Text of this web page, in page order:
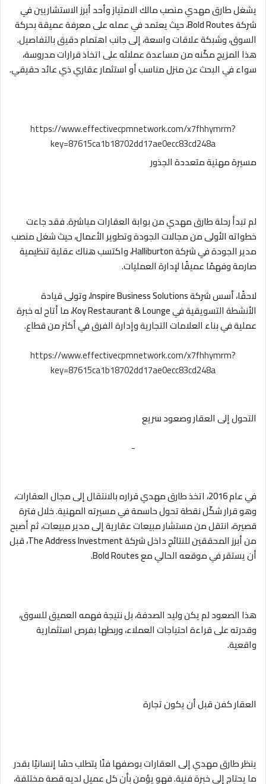
يشغل طارق مهدي منصب مالك الامتياز وأحد أبرز الاستشاريين في
شركة Bold Routes، حيث يعتمد في عمله على معرفة عميقة بحركة
السوق، وشبكة علاقات واسعة، إلى جانب اهتمام دقيق بالتفاصيل.
هذا المزيج مكّنه من مساعدة عملائه على اتخاذ قرارات مدروسة،
سواء في البحث عن منزل مناسب أو استثمار عقاري ذي عائد حقيقي.
https://www.effectivecpmnetwork.com/x7fhhymrm?
key=87615ca1b18702dd17ae0ecc83cd248a
مسيرة مهنية متعددة الجذور
لم تبدأ رحلة طارق مهدي من بوابة العقارات مباشرة. فقد جاءت
خطواته الأولى من مجالات الجودة وتطوير الأعمال، حيث شغل منصب
مدير الجودة في شركة Halliburton، واكتسب هناك عقلية تنظيمية
صارمة وفهمًا عميقًا لإدارة العمليات.
لاحقًا، أسس شركة Inspire Business Solutions، وتولى قيادة
الأنشطة التسويقية في Koy Restaurant & Lounge، ما أتاح له خبرة
عملية في بناء العلامات التجارية وإدارة الفرق في أكثر من قطاع.
https://www.effectivecpmnetwork.com/x7fhhymrm?
key=87615ca1b18702dd17ae0ecc83cd248a
التحول إلى العقار وصعود سريع
-
في عام 2016، اتخذ طارق مهدي قراره بالانتقال إلى مجال العقارات،
وهو قرار شكّل نقطة تحول حاسمة في مسيرته المهنية. خلال فترة
قصيرة، انتقل من مستشار مبيعات عقارية إلى مدير مبيعات، ثم أصبح
من أبرز المحققين للنتائج داخل شركة The Address Investment، قبل
أن يستقر في موقعه الحالي مع Bold Routes.
هذا الصعود لم يكن وليد الصدفة، بل نتيجة فهمه العميق للسوق،
وقدرته على قراءة احتياجات العملاء، وربطها بفرص استثمارية
واقعية.
العقار كفن قبل أن يكون تجارة
ينظر طارق مهدي إلى العقارات بوصفها فنًا يتطلب حسًا إنسانيًا بقدر
ما يحتاج إلى خبرة فنية. فهو يؤمن بأن كل عميل لديه قصة مختلفة،